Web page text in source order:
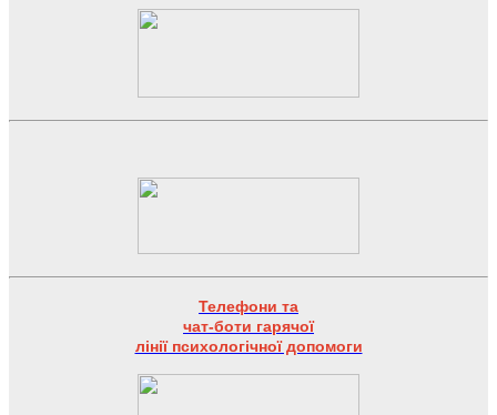
Телефони та
чат-боти гарячої
лінії психологічної допомоги